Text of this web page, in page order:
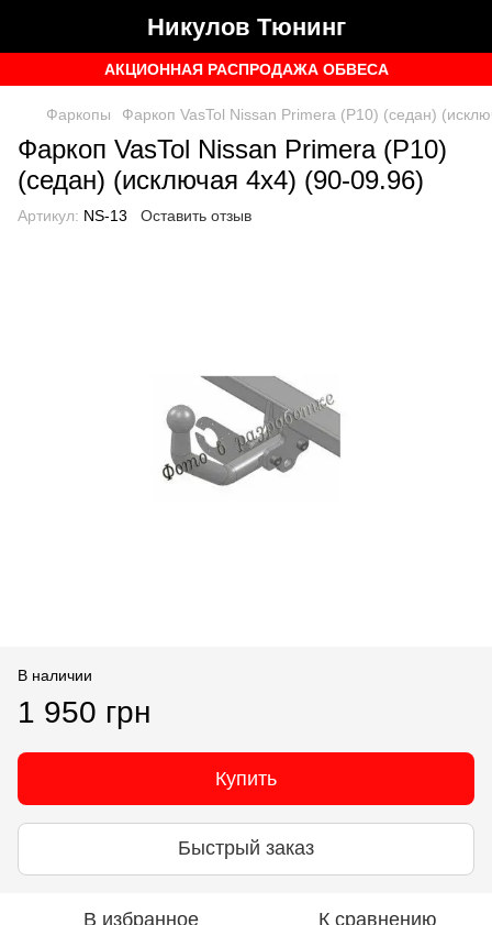
Никулов Тюнинг
АКЦИОННАЯ РАСПРОДАЖА ОБВЕСА
Фаркопы Фаркоп VasTol Nissan Primera (P10) (седан)
Фаркоп VasTol Nissan Primera (P10)
(седан) (исключая 4x4) (90-09.96)
Артикул: NS-13 Оставить отзыв
В наличии
1 950 грн
Купить
Быстрый заказ
В избранное К сравнению